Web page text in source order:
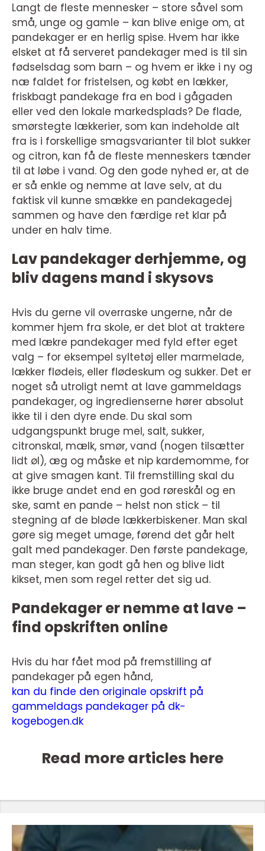
Langt de fleste mennesker – store såvel som
små, unge og gamle – kan blive enige om, at
pandekager er en herlig spise. Hvem har ikke
elsket at få serveret pandekager med is til sin
fødselsdag som barn – og hvem er ikke i ny og
næ faldet for fristelsen, og købt en lækker,
friskbagt pandekage fra en bod i gågaden
eller ved den lokale markedsplads? De flade,
smørstegte lækkerier, som kan indeholde alt
fra is i forskellige smagsvarianter til blot sukker
og citron, kan få de fleste menneskers tænder
til at løbe i vand. Og den gode nyhed er, at de
er så enkle og nemme at lave selv, at du
faktisk vil kunne smække en pandekagedej
sammen og have den færdige ret klar på
under en halv time.
Lav pandekager derhjemme, og
bliv dagens mand i skysovs
Hvis du gerne vil overraske ungerne, når de
kommer hjem fra skole, er det blot at traktere
med lækre pandekager med fyld efter eget
valg – for eksempel syltetøj eller marmelade,
lækker flødeis, eller flødeskum og sukker. Det er
noget så utroligt nemt at lave gammeldags
pandekager, og ingredienserne hører absolut
ikke til i den dyre ende. Du skal som
udgangspunkt bruge mel, salt, sukker,
citronskal, mælk, smør, vand (nogen tilsætter
lidt øl), æg og måske et nip kardemomme, for
at give smagen kant. Til fremstilling skal du
ikke bruge andet end en god røreskål og en
ske, samt en pande – helst non stick – til
stegning af de bløde lækkerbiskener. Man skal
gøre sig meget umage, førend det går helt
galt med pandekager. Den første pandekage,
man steger, kan godt gå hen og blive lidt
kikset, men som regel retter det sig ud.
Pandekager er nemme at lave –
find opskriften online
Hvis du har fået mod på fremstilling af
pandekager på egen hånd,
kan du finde den originale opskrift på
gammeldags pandekager på dk-
kogebogen.dk
Read more articles here